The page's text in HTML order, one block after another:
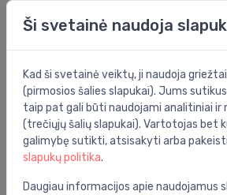
Siurblys EVOSTA3 80/180 1"
Grupė:
Nominalus dydis (DN):
Įtampa:
Ši svetainė naudoja
Kad ši svetainė veiktų, ji naudoja
(pirmosios šalies slapukai). Jums
taip pat gali būti naudojami analitiniai ir
(trečiųjų šalių slapukai). Vartotojas bet
galimybę sutikti, atsisakyti arba
slapukų politika.
Daugiau informacijos apie naudojamus